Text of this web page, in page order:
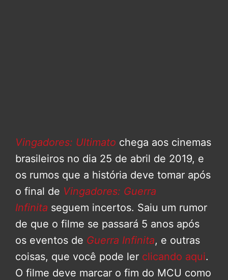
Vingadores: Ultimato chega aos cinemas
brasileiros no dia 25 de abril de 2019, e
os rumos que a história deve tomar após
o final de Vingadores: Guerra
Infinita seguem incertos. Saiu um rumor
de que o filme se passará 5 anos após
os eventos de Guerra Infinita, e outras
coisas, que você pode ler clicando aqui.
O filme deve marcar o fim do MCU como